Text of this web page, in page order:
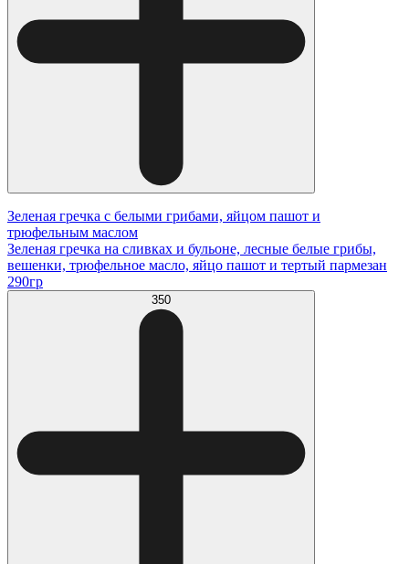
Зеленая гречка с белыми грибами, яйцом пашот и
трюфельным маслом
Зеленая гречка на сливках и бульоне, лесные белые грибы,
вешенки, трюфельное масло, яйцо пашот и тертый пармезан
290гр
350